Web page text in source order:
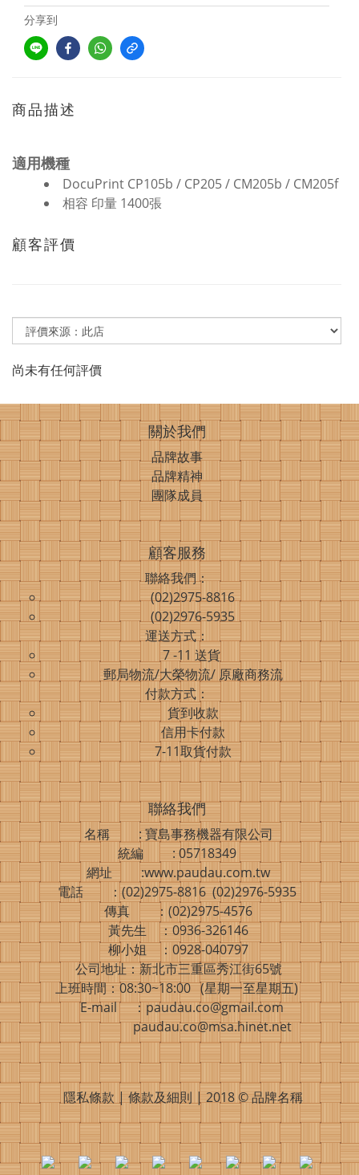
分享到
商品描述
適用機種
DocuPrint CP105b / CP205 / CM205b / CM205f
相容 印量 1400張
顧客評價
尚未有任何評價
關於我們
品牌故事
品牌精神
團隊成員
顧客服務
聯絡我們：
(02)2975-8816
(02)2976-5935
運送方式：
7 -11 送貨
郵局物流/大榮物流/ 原廠商務流
付款方式：
貨到收款
信用卡付款
7-11取貨付款
聯絡我們
名稱 : 寶島事務機器有限公司
統編 : 05718349
網址 :www.paudau.com.tw
電話 ：(02)2975-8816 (02)2976-5935
傳真 ：(02)2975-4576
黃先生 ：0936-326146
柳小姐 ：0928-040797
公司地址：新北市三重區秀江街65號
上班時間：08:30~18:00 (星期一至星期五)
E-mail ：paudau.co@gmail.com
paudau.co@msa.hinet.net
隱私條款 | 條款及細則 | 2018 © 品牌名稱